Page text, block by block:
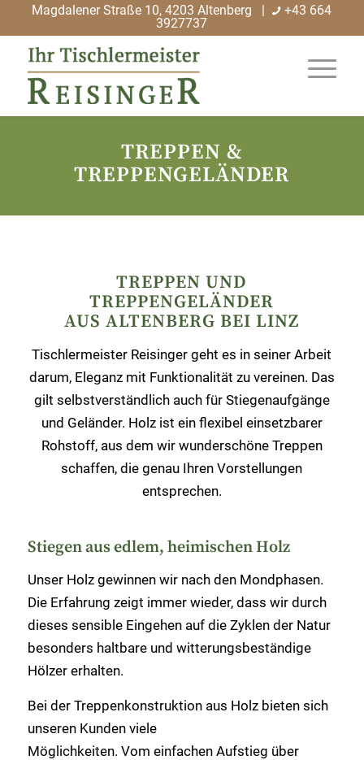
Magdalener Straße 10, 4203 Altenberg |
+43 664
3927737
TREPPEN &
TREPPENGELÄNDER
TREPPEN UND
TREPPENGELÄNDER
AUS ALTENBERG BEI LINZ
Tischlermeister Reisinger geht es in seiner Arbeit
darum, Eleganz mit Funktionalität zu vereinen. Das
gilt selbstverständlich auch für Stiegenaufgänge
und Geländer. Holz ist ein flexibel einsetzbarer
Rohstoff, aus dem wir wunderschöne Treppen
schaffen, die genau Ihren Vorstellungen
entsprechen.
Stiegen aus edlem, heimischen Holz
Unser Holz gewinnen wir nach den Mondphasen.
Die Erfahrung zeigt immer wieder, dass wir durch
dieses sensible Eingehen auf die Zyklen der Natur
besonders haltbare und witterungsbeständige
Hölzer erhalten.
Bei der Treppenkonstruktion aus Holz bieten sich
unseren Kunden viele
Möglichkeiten. Vom einfachen Aufstieg über